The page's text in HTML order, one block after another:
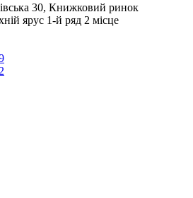
30, Книжковий ринок
ярус 1-й ряд 2 місце